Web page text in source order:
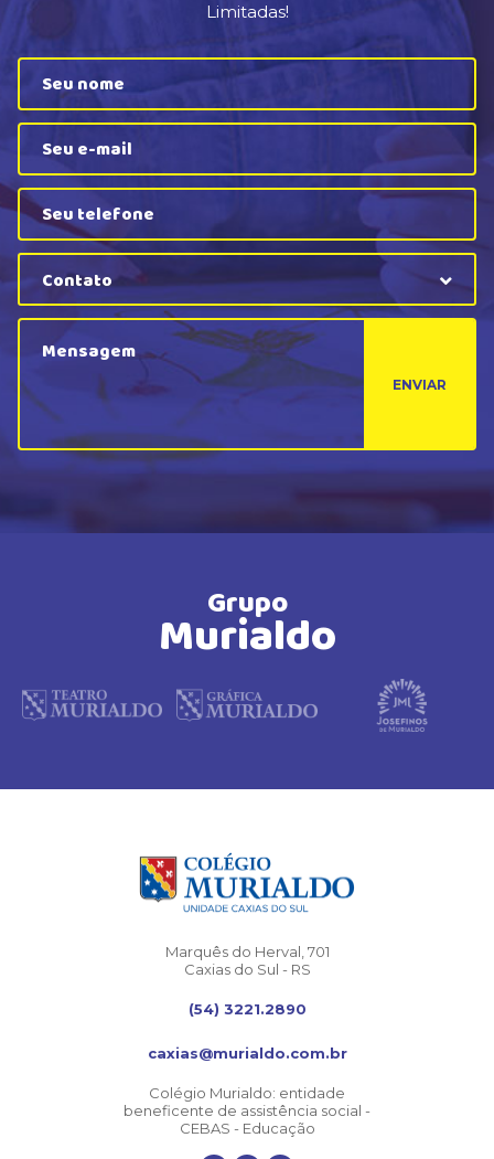
Limitadas!
Contato
ENVIAR
Grupo
Murialdo
Marquês do Herval, 701
Caxias do Sul - RS
(54) 3221.2890
caxias@murialdo.com.br
Colégio Murialdo: entidade
beneficente de assistência social -
CEBAS - Educação